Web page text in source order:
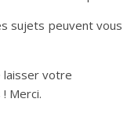
sujets peuvent vous
laisser votre
Merci.